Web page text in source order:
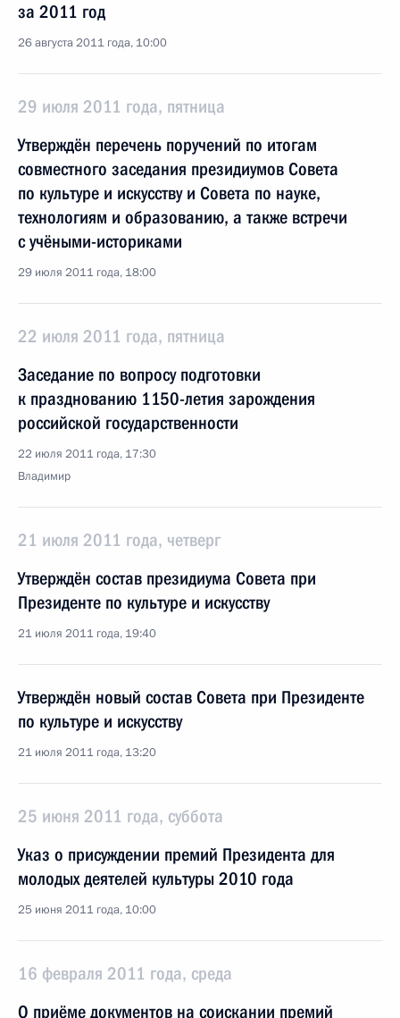
за 2011 год
26 августа 2011 года, 10:00
29 июля 2011 года, пятница
Утверждён перечень поручений по итогам
совместного заседания президиумов Совета
по культуре и искусству и Совета по науке,
технологиям и образованию, а также встречи
с учёными-историками
29 июля 2011 года, 18:00
22 июля 2011 года, пятница
Заседание по вопросу подготовки
к празднованию 1150-летия зарождения
российской государственности
22 июля 2011 года, 17:30
Владимир
21 июля 2011 года, четверг
Утверждён состав президиума Совета при
Президенте по культуре и искусству
21 июля 2011 года, 19:40
Утверждён новый состав Совета при Президенте
по культуре и искусству
21 июля 2011 года, 13:20
25 июня 2011 года, суббота
Указ о присуждении премий Президента для
молодых деятелей культуры 2010 года
25 июня 2011 года, 10:00
16 февраля 2011 года, среда
О приёме документов на соискании премий